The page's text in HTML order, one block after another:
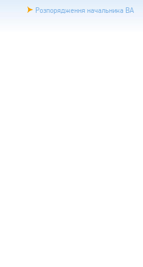
Розпорядження начальника ВА